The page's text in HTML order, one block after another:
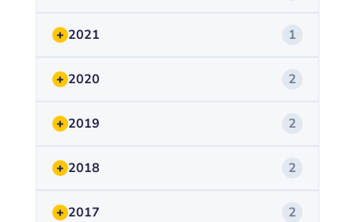
+ 2021 1
+ 2020 2
+ 2019 2
+ 2018 2
+ 2017 2